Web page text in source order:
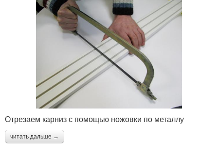
Отрезаем карниз с помощью ножовки по металлу
читать дальше →